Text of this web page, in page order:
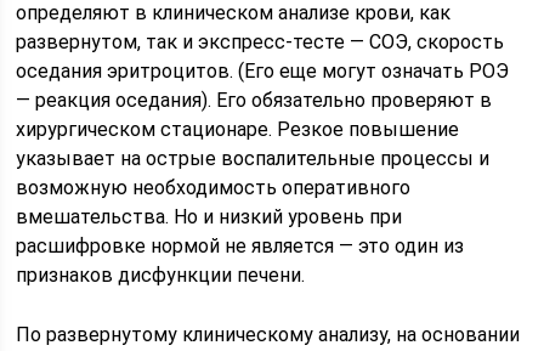
определяют в клиническом анализе крови, как
развернутом, так и экспресс-тесте — СОЭ, скорость
оседания эритроцитов. (Его еще могут означать РОЭ
— реакция оседания). Его обязательно проверяют в
хирургическом стационаре. Резкое повышение
указывает на острые воспалительные процессы и
возможную необходимость оперативного
вмешательства. Но и низкий уровень при
расшифровке нормой не является — это один из
признаков дисфункции печени.
По развернутому клиническому анализу, на основании